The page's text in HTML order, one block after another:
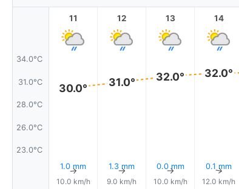
34.0°C
31.0°C
28.0°C
26.0°C
23.0°C
11
30.0°
1.0 mm
↑
10.0 km/h
12
31.0°
1.3 mm
↑
9.0 km/h
13
32.0°
0.0 mm
↑
10.0 km/h
14
32.0°
0.1 mm
↑
12.0 km/h